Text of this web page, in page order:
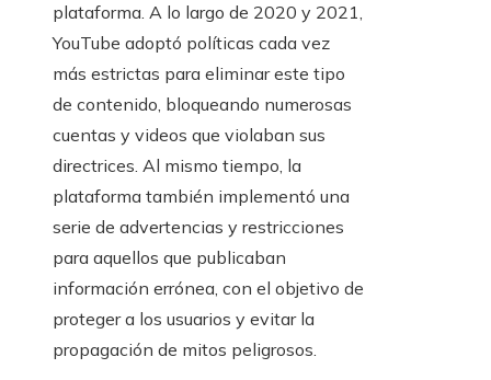
plataforma. A lo largo de 2020 y 2021,
YouTube adoptó políticas cada vez
más estrictas para eliminar este tipo
de contenido, bloqueando numerosas
cuentas y videos que violaban sus
directrices. Al mismo tiempo, la
plataforma también implementó una
serie de advertencias y restricciones
para aquellos que publicaban
información errónea, con el objetivo de
proteger a los usuarios y evitar la
propagación de mitos peligrosos.